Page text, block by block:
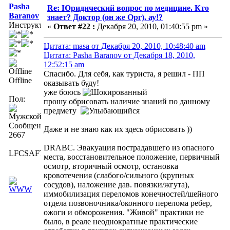
Pasha
Baranov
Инструктор
Offline
Пол:
Сообщений:
2667
LFCSAFTD
Re: Юридический вопрос по медицине. Кто
знает? Доктор (он же Орг), ау!?
« Ответ #22 : Декабря 20, 2010, 01:40:55 pm »
Цитата: masa от Декабря 20, 2010, 10:48:40 am
Цитата: Pasha Baranov от Декабря 18, 2010,
12:52:15 am
Спасибо. Для себя, как туриста, я решил - ПП
оказывать буду!
уже боюсь
прошу обрисовать наличие знаний по данному
предмету
Даже и не знаю как их здесь обрисовать ))
DRABC. Эвакуация пострадавшего из опасного
места, восстановительное положение, первичный
осмотр, вторичный осмотр, остановка
кровотечения (слабого/сильного (крупных
сосудов), наложение дав. повязки/жгута),
иммобилизация переломов конечностей/шейного
отдела позвоночника/оконного перелома ребер,
ожоги и обморожения. "Живой" практики не
было, в реале неоднократные практические